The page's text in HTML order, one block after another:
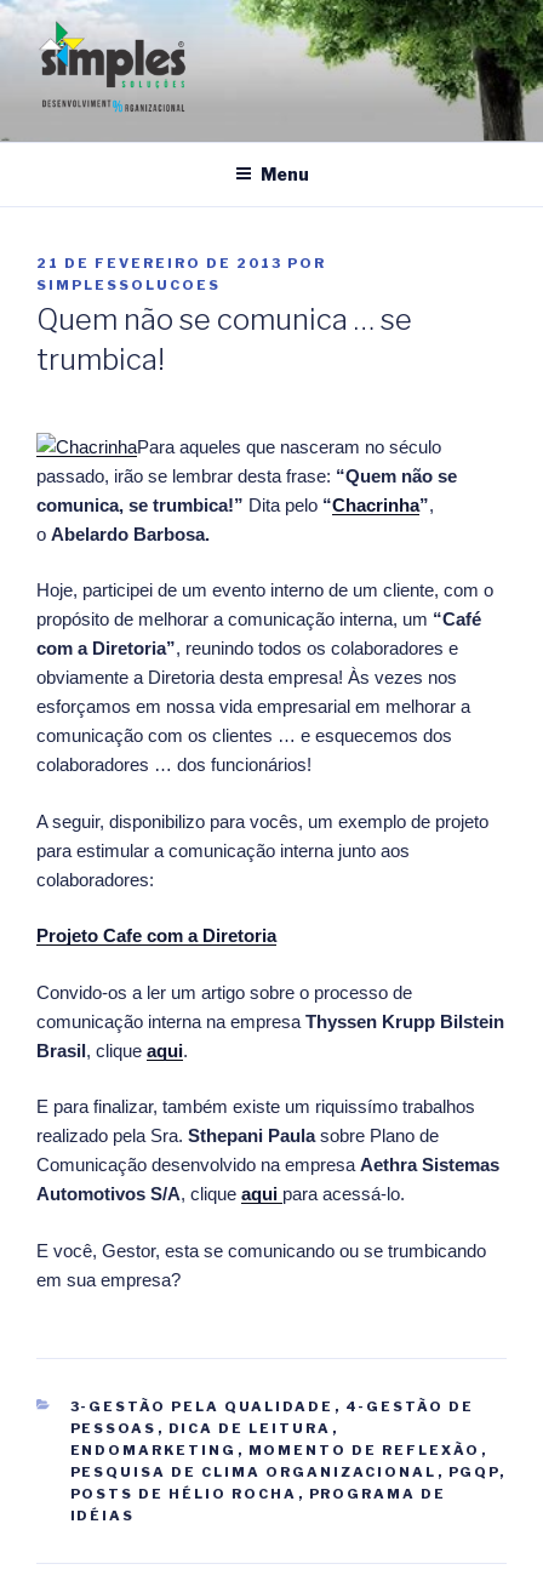
Pular
conteúdo
SIMPLES SOLUÇÕES
Menu
PUBLICADO
EM
21 DE FEVEREIRO DE 2013 POR
SIMPLESSOLUCOES
Quem não se comunica … se
trumbica!
Para aqueles que nasceram no século
passado, irão se lembrar desta frase: “Quem não se
comunica, se trumbica!” Dita pelo “Chacrinha”,
o Abelardo Barbosa.
Hoje, participei de um evento interno de um cliente, com o
propósito de melhorar a comunicação interna, um “Café
com a Diretoria”, reunindo todos os colaboradores e
obviamente a Diretoria desta empresa! Às vezes nos
esforçamos em nossa vida empresarial em melhorar a
comunicação com os clientes … e esquecemos dos
colaboradores … dos funcionários!
A seguir, disponibilizo para vocês, um exemplo de projeto
para estimular a comunicação interna junto aos
colaboradores:
Projeto Cafe com a Diretoria
Convido-os a ler um artigo sobre o processo de
comunicação interna na empresa Thyssen Krupp Bilstein
Brasil, clique aqui.
E para finalizar, também existe um riquissímo trabalhos
realizado pela Sra. Sthepani Paulasobre Plano de
Comunicação desenvolvido na empresa Aethra Sistemas
Automotivos S/A, clique aqui para acessá-lo.
E você, Gestor, esta se comunicando ou se trumbicando
em sua empresa?
CATEGORIAS
3-GESTÃO PELA QUALIDADE , 4-GESTÃO DE
PESSOAS , DICA DE LEITURA ,
ENDOMARKETING , MOMENTO DE REFLEXÃO ,
PESQUISA DE CLIMA ORGANIZACIONAL , PGQP,
POSTS DE HÉLIO ROCHA , PROGRAMA DE
IDÉIAS